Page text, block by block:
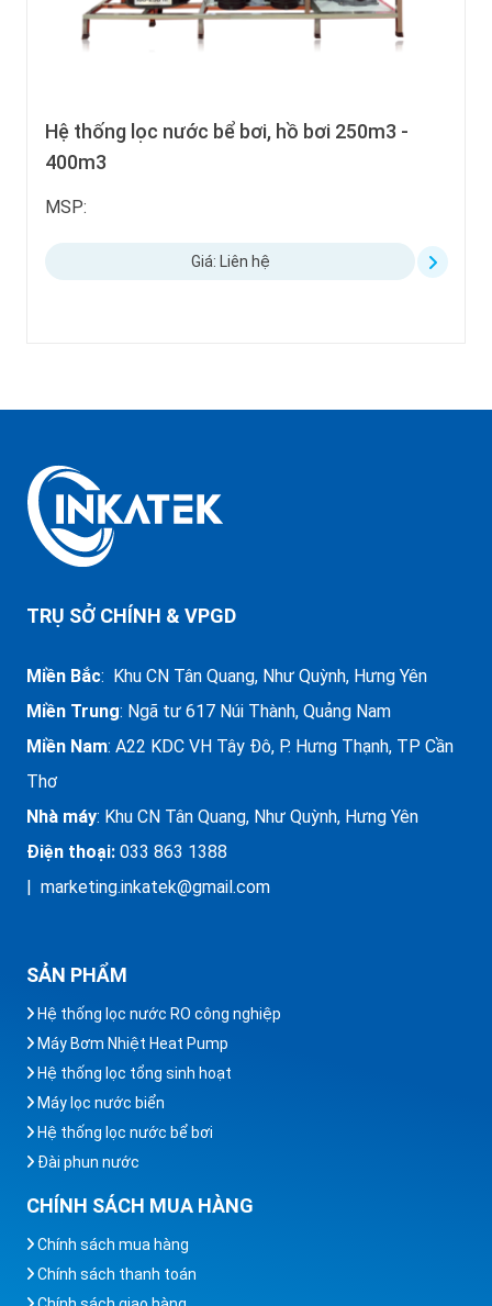
Hệ thống lọc nước bể bơi, hồ bơi 250m3 -
400m3
MSP:
Giá: Liên hệ
TRỤ SỞ CHÍNH & VPGD
Miền Bắc: Khu CN Tân Quang, Như Quỳnh, Hưng Yên
Miền Trung: Ngã tư 617 Núi Thành, Quảng Nam
Miền Nam: A22 KDC VH Tây Đô, P. Hưng Thạnh, TP Cần
Thơ
Nhà máy: Khu CN Tân Quang, Như Quỳnh, Hưng Yên
Điện thoại: 033 863 1388
| marketing.inkatek@gmail.com
SẢN PHẨM
Hệ thống lọc nước RO công nghiệp
Máy Bơm Nhiệt Heat Pump
Hệ thống lọc tổng sinh hoạt
Máy lọc nước biển
Hệ thống lọc nước bể bơi
Đài phun nước
CHÍNH SÁCH MUA HÀNG
Chính sách mua hàng
Chính sách thanh toán